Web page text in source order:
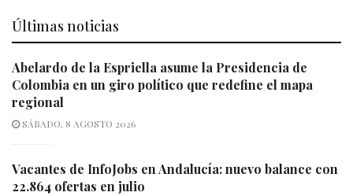
Últimas noticias
Abelardo de la Espriella asume la Presidencia de
Colombia en un giro político que redefine el mapa
regional
SÁBADO, 8 AGOSTO 2026
Vacantes de InfoJobs en Andalucía: nuevo balance con
22.864 ofertas en julio